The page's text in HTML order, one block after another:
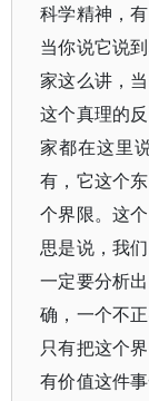
科学精神，
当你说它说
家这么讲，
这个真理的
家都在这里
有，它这个
个界限。这
思是说，我
一定要分析
确，一个不
只有把这个
有价值这件